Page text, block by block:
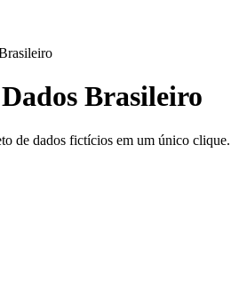
Brasileiro
de dados fictícios em um único clique.